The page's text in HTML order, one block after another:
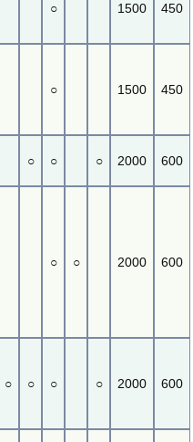
○ 1500 450
○ 1500 450
○ ○ ○ 2000 600
○ ○ 2000 600
○ ○ ○ ○ 2000 600